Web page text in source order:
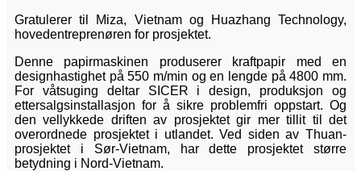
Gratulerer til Miza, Vietnam og Huazhang Technology,
hovedentreprenøren for prosjektet.
Denne papirmaskinen produserer kraftpapir med en
designhastighet på 550 m/min og en lengde på 4800 mm.
For våtsuging deltar SICER i design, produksjon og
ettersalgsinstallasjon for å sikre problemfri oppstart. Og
den vellykkede driften av prosjektet gir mer tillit til det
overordnede prosjektet i utlandet. Ved siden av Thuan-
prosjektet i Sør-Vietnam, har dette prosjektet større
betydning i Nord-Vietnam.